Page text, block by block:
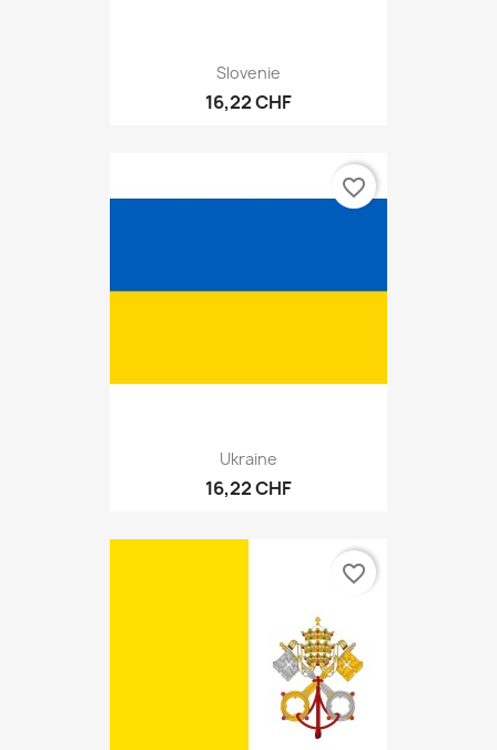
Slovenie
16,22 CHF
Ukraine
16,22 CHF
favorite_border
favorite_border